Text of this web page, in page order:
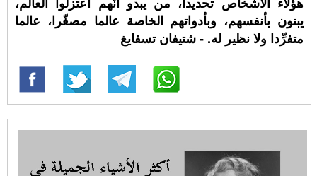
يبنون بأنفسهم، وبأدواتهم الخاصة عالما مصغّرا، عالما
متفرِّدا ولا نظير له. - شتيفان تسفايغ